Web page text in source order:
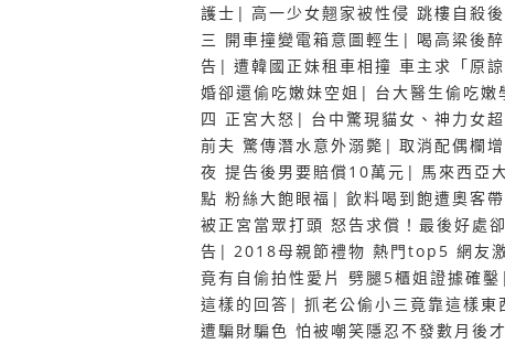
護士 | 高一少女翹家被性侵 跳樓自殺
三 開車撞變電箱意圖輕生 | 喝高粱後
告 | 遭韓國正妹租車相撞 車主求「原
婚卻還偷吃嫩妹空姐 | 台大醫生偷吃嫩
四 正宮大怒 | 台中驚現貓女、神力女
前夫 驚傳潛水意外溺斃 | 取消配偶欄
夜 提告後男要賠償10萬元 | 馬來西亞
點 粉絲大飽眼福 | 飲料喝到飽遭奧客
被正宮當眾打頭 怒告求償！最後好處
告 | 2018母親節禮物 熱門top5 網友
竟有自偷拍性愛片 劈腿5櫃姐證據確鑿 |
這樣的回答 | 抓老公偷小三竟靠這樣
遭騙財騙色 怕被嘲笑隱忍不發數月後